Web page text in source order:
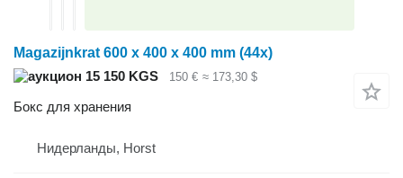
Magazijnkrat 600 x 400 x 400 mm (44x)
15 150 KGS
150 € ≈ 173,30 $
Бокс для хранения
Нидерланды, Horst